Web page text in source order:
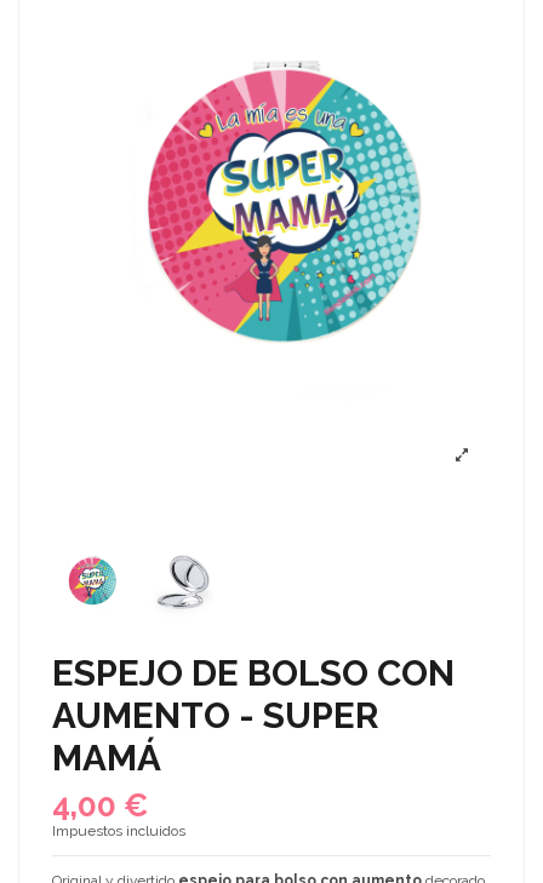
ESPEJO DE BOLSO CON
AUMENTO - SUPER
MAMÁ
4,00 €
Impuestos incluidos